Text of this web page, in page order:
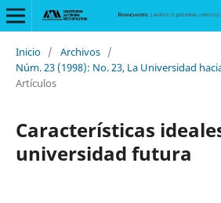
Inicio / Archivos /
Núm. 23 (1998): No. 23, La Universidad
Artículos
Características
universidad futura